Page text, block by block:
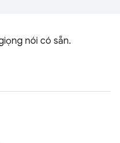
nói có sẵn.